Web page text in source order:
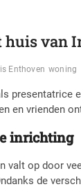
van
Enthoven woning
presentatrice
en vrienden
inrichting
valt op door
de